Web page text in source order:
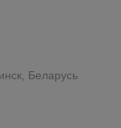
Беларусь